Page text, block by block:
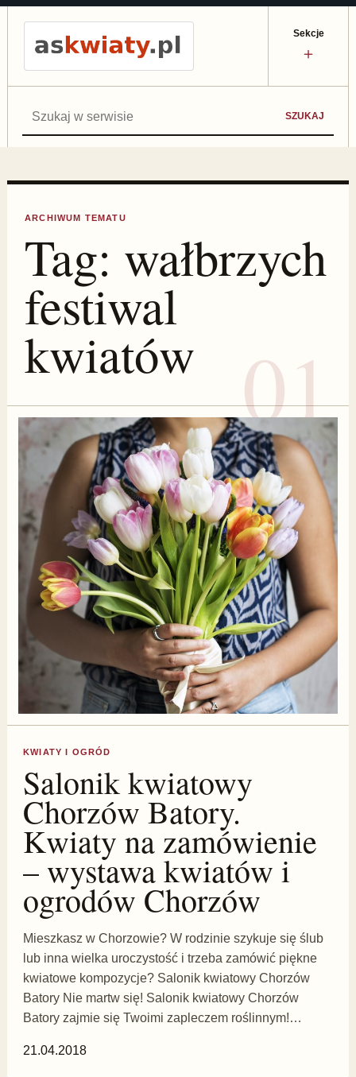
SZUKAJ
Sekcje
＋
ARCHIWUM TEMATU
Tag: wałbrzych
festiwal
kwiatów
KWIATY I OGRÓD
Salonik kwiatowy
Chorzów Batory.
Kwiaty na zamówienie
– wystawa kwiatów i
ogrodów Chorzów
Mieszkasz w Chorzowie? W rodzinie szykuje się ślub
lub inna wielka uroczystość i trzeba zamówić piękne
kwiatowe kompozycje? Salonik kwiatowy Chorzów
Batory Nie martw się! Salonik kwiatowy Chorzów
Batory zajmie się Twoimi zapleczem roślinnym!…
21.04.2018